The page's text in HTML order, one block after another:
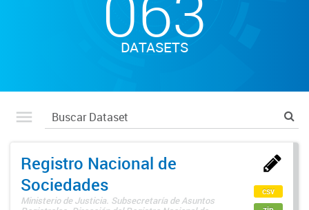
DATASETS
Registro Nacional de
Sociedades
Ministerio de Justicia. Subsecretaría de Asuntos
csv